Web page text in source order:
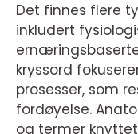
Det finnes flere
inkludert
ernæringsbaserte
kryssord
prosesser, som
fordøyelse.
og termer